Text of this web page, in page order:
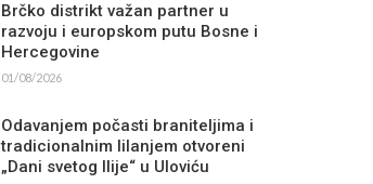
Brčko distrikt važan partner u
razvoju i europskom putu Bosne i
Hercegovine
01/08/2026
Odavanjem počasti braniteljima i
tradicionalnim lilanjem otvoreni
„Dani svetog Ilije“ u Uloviću